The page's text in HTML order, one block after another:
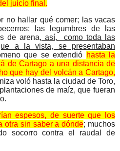
juicio final.
no hallar qué comer; las vacas
las legumbres de las
de arena, así, como toda las
a la vista, se presentaban
que se extendió hasta la
de Cartago a una distancia de
que hay del volcán a Cartago,
voló hasta la ciudad de Toro,
de maíz, que fueran
espesos, de suerte que los
otra sin saber a dónde; muchos
socorro contra el raudal de